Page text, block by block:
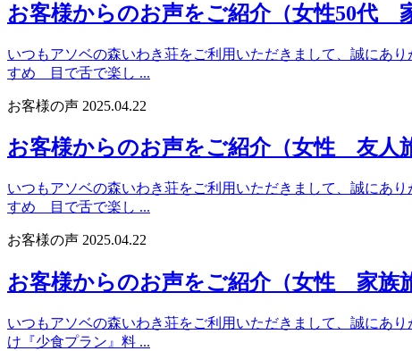
お客様からのお声をご紹介（女性50代
いつもアソベの森いわき荘をご利用いただきまして、誠にあ
すめ 目で舌で楽し ...
お客様の声 2025.04.22
お客様からのお声をご紹介（女性 友人
いつもアソベの森いわき荘をご利用いただきまして、誠にあ
すめ 目で舌で楽し ...
お客様の声 2025.04.22
お客様からのお声をご紹介（女性 家族
いつもアソベの森いわき荘をご利用いただきまして、誠にあ
け『少食プラン』料 ...